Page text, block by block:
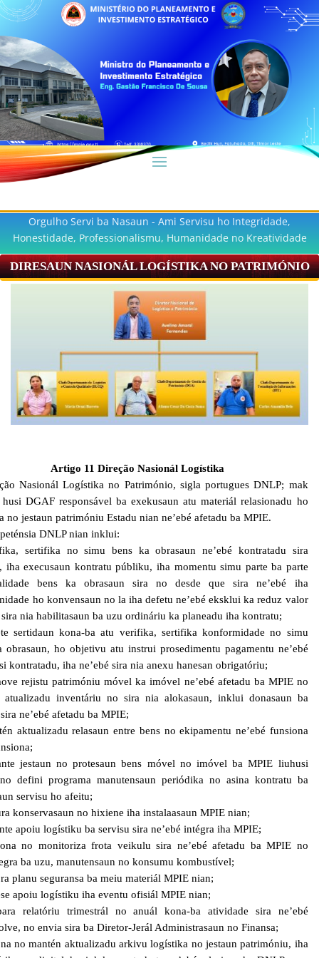
Orgulho Servi ba Nasaun - Ami Servisu ho Integridade,
Honestidade, Professionalismu, Humanidade no Kreatividade
DIRESAUN NASIONÁL LOGÍSTIKA NO PATRIMÓNIO
Artigo 11 Direção Nasionál Logístika
Nasionál Logístika no Património, sigla portugues DNLP; mak
husi DGAF responsável ba exekusaun atu materiál relasionadu ho
no jestaun patrimóniu Estadu nian ne’ebé afetadu ba MPIE.
DNLP nian inklui:
sertifika no simu bens ka obrasaun ne’ebé kontratadu sira
iha execusaun kontratu públiku, iha momentu simu parte ba parte
bens ka obrasaun sira no desde que sira ne’ebé iha
ho konvensaun no la iha defetu ne’ebé eksklui ka reduz valor
nia habilitasaun ba uzu ordináriu ka planeadu iha kontratu;
sertidaun kona-ba atu verifika, sertifika konformidade no simu
obrasaun, ho objetivu atu instrui prosedimentu pagamentu ne’ebé
kontratadu, iha ne’ebé sira nia anexu hanesan obrigatóriu;
rejistu patrimóniu móvel ka imóvel ne’ebé afetadu ba MPIE no
atualizadu inventáriu no sira nia alokasaun, inklui donasaun ba
ne’ebé afetadu ba MPIE;
aktualizadu relasaun entre bens no ekipamentu ne’ebé funsiona
jestaun no protesaun bens móvel no imóvel ba MPIE liuhusi
defini programa manutensaun periódika no asina kontratu ba
servisu ho afeitu;
konservasaun no hixiene iha instalaasaun MPIE nian;
apoiu logístiku ba servisu sira ne’ebé intégra iha MPIE;
no monitoriza frota veikulu sira ne’ebé afetadu ba MPIE no
ba uzu, manutensaun no konsumu kombustível;
planu seguransa ba meiu materiál MPIE nian;
apoiu logístiku iha eventu ofisiál MPIE nian;
relatóriu trimestrál no anuál kona-ba atividade sira ne’ebé
no envia sira ba Diretor-Jerál Administrasaun no Finansa;
no mantén aktualizadu arkivu logístika no jestaun patrimóniu, iha